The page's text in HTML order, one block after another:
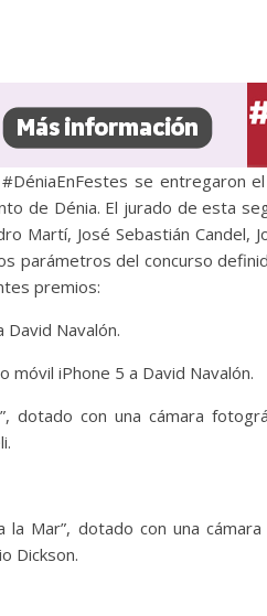
se entregaron
de Dénia. El jurado de esta
Martí, José Sebastián Candel,
parámetros del concurso
premios:
David Navalón.
iPhone 5 a David Navalón.
dotado con una cámara
Mar”, dotado con una
Dickson.